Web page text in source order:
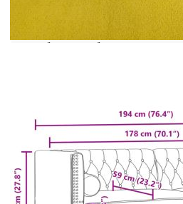
стая, осигурявайки стил и
крака: Тапицираният диван
здрави крака, които
стабилност, безопасност и
Материал на пълнежа:
Общи размери: 194 x
Ширина на седалката: